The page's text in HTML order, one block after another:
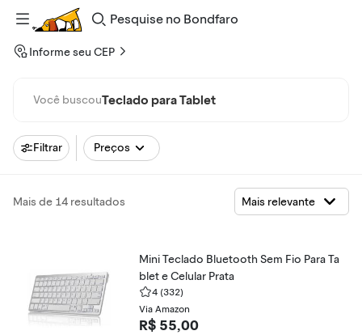
Pesquise
Bondfaro
Informe seu CEP
Você buscouTeclado para Tablet
Filtrar Preços
Mais de 14 resultados
Mini Teclado Bluetooth Sem Fio Para Ta
blet e Celular Prata
4 (332)
Via Amazon
R$ 55,00